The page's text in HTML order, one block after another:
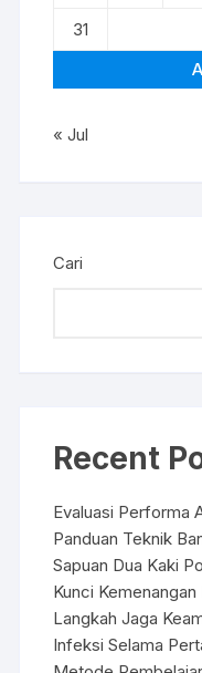
31
« Jul
Cari
Recent
Evaluasi Performa
Panduan Teknik
Sapuan Dua Kaki
Kunci
Langkah Jaga
Infeksi Selama